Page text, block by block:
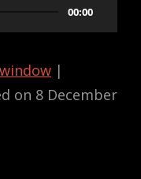
00:00
|
on 8 December